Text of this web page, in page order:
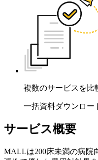
複数のサービスを比
一括資料ダウンロー
サービス概要
MALLは200床未満の病院